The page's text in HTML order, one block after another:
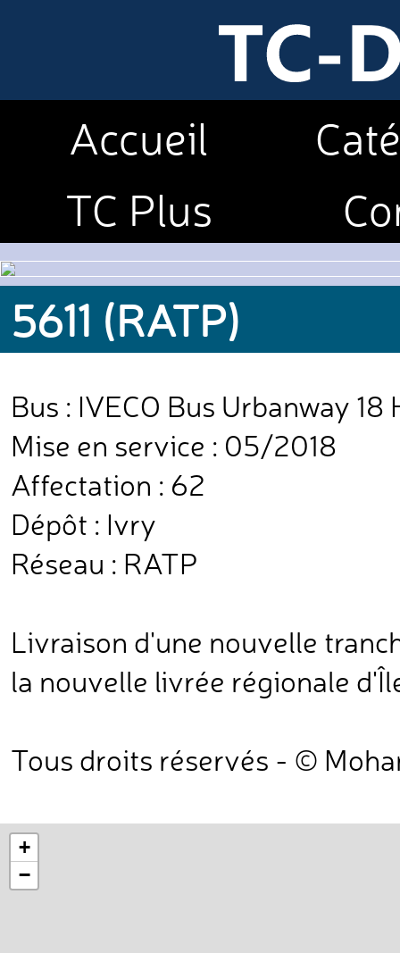
Accueil
TC Plus
5611 (RATP)
Bus : IVECO Bus Urbanway 18
Mise en service : 05/2018
Affectation : 62
Dépôt : Ivry
Réseau : RATP
Livraison d'une nouvelle
la nouvelle livrée régionale
Tous droits réservés - ©
+
−